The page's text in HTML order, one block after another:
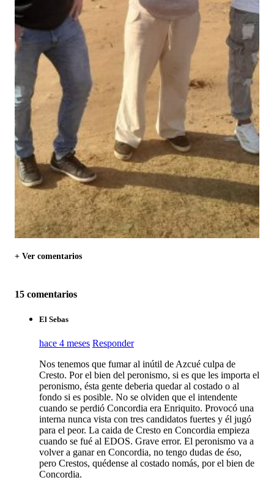
+ Ver comentarios
15 comentarios
El Sebas
hace 4 meses Responder
Nos tenemos que fumar al inútil de Azcué culpa de
Cresto. Por el bien del peronismo, si es que les importa el
peronismo, ésta gente deberia quedar al costado o al
fondo si es posible. No se olviden que el intendente
cuando se perdió Concordia era Enriquito. Provocó una
interna nunca vista con tres candidatos fuertes y él jugó
para el peor. La caida de Cresto en Concordia empieza
cuando se fué al EDOS. Grave error. El peronismo va a
volver a ganar en Concordia, no tengo dudas de éso,
pero Crestos, quédense al costado nomás, por el bien de
Concordia.